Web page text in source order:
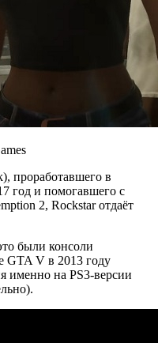
проработавшего в
год и помогавшего с
2, Rockstar отдаёт
были консоли
GTA V в 2013 году
именно на PS3-версии